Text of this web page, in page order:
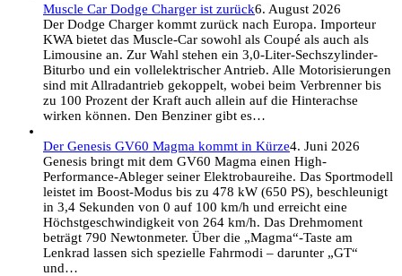
Muscle Car Dodge Charger ist zurück6. August 2026
Der Dodge Charger kommt zurück nach Europa. Importeur
KWA bietet das Muscle-Car sowohl als Coupé als auch als
Limousine an. Zur Wahl stehen ein 3,0-Liter-Sechszylinder-
Biturbo und ein vollelektrischer Antrieb. Alle Motorisierungen
sind mit Allradantrieb gekoppelt, wobei beim Verbrenner bis
zu 100 Prozent der Kraft auch allein auf die Hinterachse
wirken können. Den Benziner gibt es…
Der Genesis GV60 Magma kommt in Kürze4. Juni 2026
Genesis bringt mit dem GV60 Magma einen High-
Performance-Ableger seiner Elektrobaureihe. Das Sportmodell
leistet im Boost-Modus bis zu 478 kW (650 PS), beschleunigt
in 3,4 Sekunden von 0 auf 100 km/h und erreicht eine
Höchstgeschwindigkeit von 264 km/h. Das Drehmoment
beträgt 790 Newtonmeter. Über die „Magma“-Taste am
Lenkrad lassen sich spezielle Fahrmodi – darunter „GT“
und…